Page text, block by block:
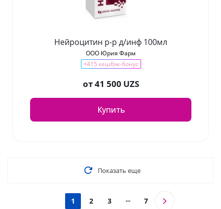
Нейроцитин р-р д/инф 100мл
ООО Юрия Фарм
+415 кешбэк-бонус
от41 500 UZS
Купить
Показать еще
1 2 3 7